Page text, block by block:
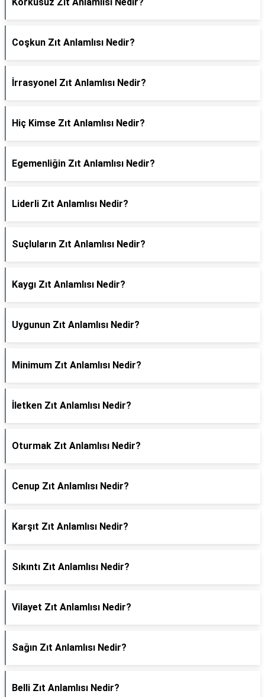
Coşkun Zıt Anlamlısı Nedir?
İrrasyonel Zıt Anlamlısı Nedir?
Hiç Kimse Zıt Anlamlısı Nedir?
Egemenliğin Zıt Anlamlısı Nedir?
Liderli Zıt Anlamlısı Nedir?
Suçluların Zıt Anlamlısı Nedir?
Kaygı Zıt Anlamlısı Nedir?
Uygunun Zıt Anlamlısı Nedir?
Minimum Zıt Anlamlısı Nedir?
İletken Zıt Anlamlısı Nedir?
Oturmak Zıt Anlamlısı Nedir?
Cenup Zıt Anlamlısı Nedir?
Karşıt Zıt Anlamlısı Nedir?
Sıkıntı Zıt Anlamlısı Nedir?
Vilayet Zıt Anlamlısı Nedir?
Sağın Zıt Anlamlısı Nedir?
Belli Zıt Anlamlısı Nedir?